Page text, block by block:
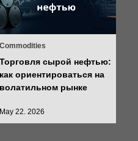
Commodities
Торговля сырой нефтью:
как ориентироваться на
волатильном рынке
May 22. 2026